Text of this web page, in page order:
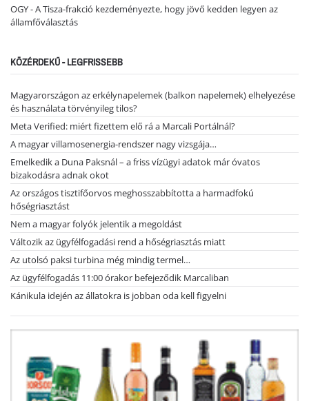
OGY - A Tisza-frakció kezdeményezte, hogy jövő kedden legyen az
államfőválasztás
KÖZÉRDEKŰ - LEGFRISSEBB
Magyarországon az erkélynapelemek (balkon napelemek) elhelyezése
és használata törvényileg tilos?
Meta Verified: miért fizettem elő rá a Marcali Portálnál?
A magyar villamosenergia-rendszer nagy vizsgája…
Emelkedik a Duna Paksnál – a friss vízügyi adatok már óvatos
bizakodásra adnak okot
Az országos tisztifőorvos meghosszabbította a harmadfokú
hőségriasztást
Nem a magyar folyók jelentik a megoldást
Változik az ügyfélfogadási rend a hőségriasztás miatt
Az utolsó paksi turbina még mindig termel…
Az ügyfélfogadás 11:00 órakor befejeződik Marcaliban
Kánikula idején az állatokra is jobban oda kell figyelni